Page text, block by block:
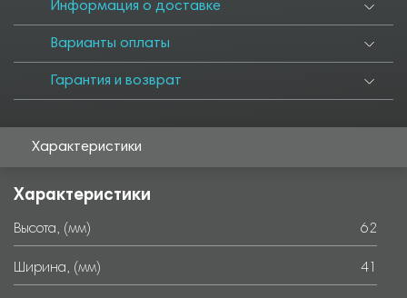
Информация о доставке
Варианты оплаты
Гарантия и возврат
Характеристики
Характеристики
Высота, (мм) 62
Ширина, (мм) 41